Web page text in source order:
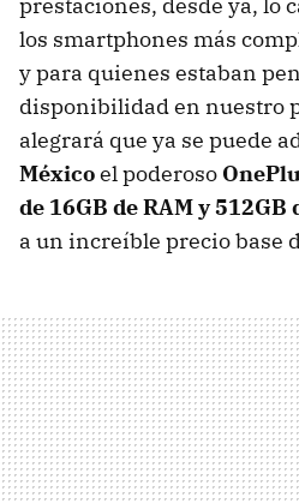
prestaciones, desde ya, lo
los smartphones más
y para quienes estaban
disponibilidad en nuestro
alegrará que ya se puede
Méxicoel poderoso
de 16GB de RAM y
a un increíble precio base